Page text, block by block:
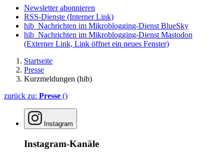
Newsletter abonnieren
RSS-Dienste (Interner Link)
hib_Nachrichten im Mikroblogging-Dienst BlueSky
hib_Nachrichten im Mikroblogging-Dienst Mastodon
(Externer Link, Link öffnet ein neues Fenster)
Startseite
Presse
Kurzmeldungen (hib)
zurück zu: Presse ()
Instagram
Instagram-Kanäle